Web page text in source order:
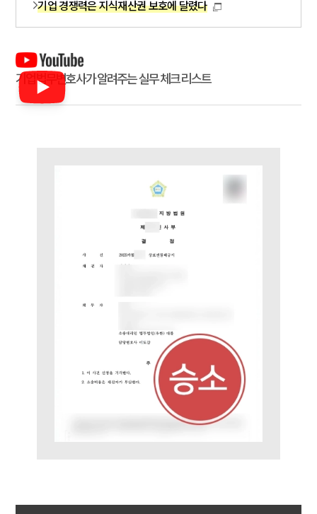
그룹소개
대륜의 강점
기업의뢰인을 위한 장점
AI대륜
INSIGHT
주요 업무사례
고객후기
NEWS
언론보도
공지사항
기업 경쟁력은 지식재산권 보호에 달렸다
기업법무변호사가 알려주는 실무 체크 리스트